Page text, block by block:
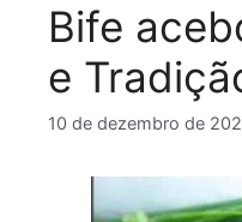
Bife
e
10 de dezembro de